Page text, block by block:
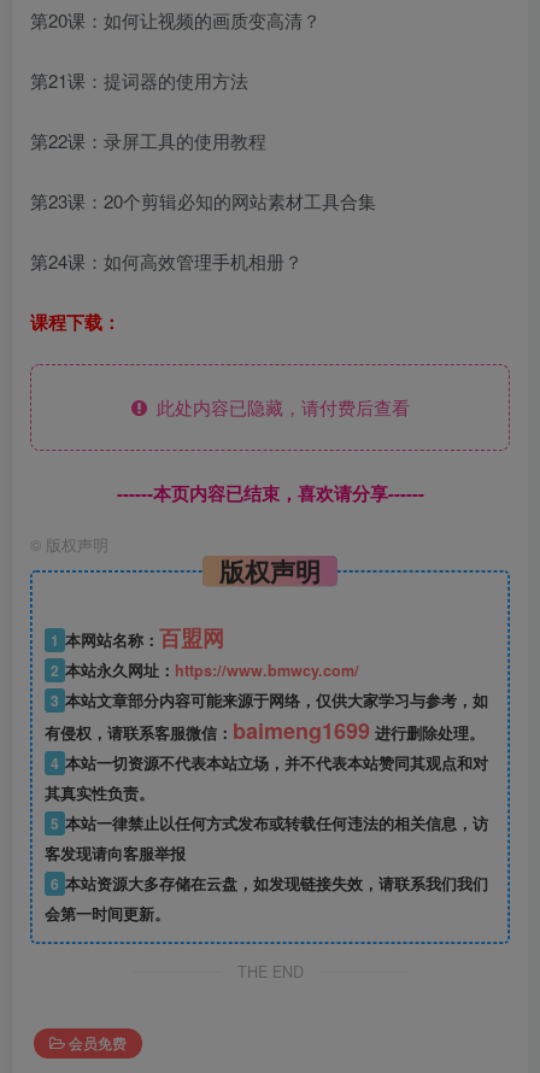
第20课：如何让视频的画质变高清？
第21课：提词器的使用方法
第22课：录屏工具的使用教程
第23课：20个剪辑必知的网站素材工具合集
第24课：如何高效管理手机相册？
课程下载：
此处内容已隐藏，请付费后查看
------本页内容已结束，喜欢请分享------
© 版权声明
版权声明
1 本网站名称： 百盟网
2 本站永久网址： https://www.bmwcy.com/
3 本站文章部分内容可能来源于网络，仅供大家学习与参考，如
有侵权，请联系客服微信： baimeng1699 进行删除处理。
4 本站一切资源不代表本站立场，并不代表本站赞同其观点和对
其真实性负责。
5 本站一律禁止以任何方式发布或转载任何违法的相关信息，访
客发现请向客服举报
6 本站资源大多存储在云盘，如发现链接失效，请联系我们我们
会第一时间更新。
THE END
会员免费